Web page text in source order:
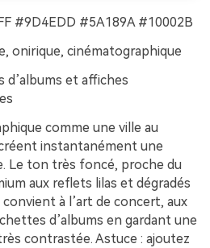
#9D4EDD #5A189A #10002B
onirique, cinématographique
d’albums et affiches
comme une ville au
instantanément une
Le ton très foncé, proche du
aux reflets lilas et dégradés
à l’art de concert, aux
d’albums en gardant une
contrastée. Astuce : ajoutez